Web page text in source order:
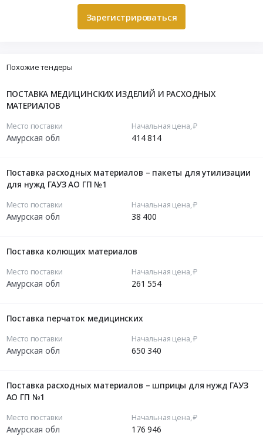
Зарегистрироваться
Похожие тендеры
ПОСТАВКА МЕДИЦИНСКИХ ИЗДЕЛИЙ И РАСХОДНЫХ
МАТЕРИАЛОВ
Место поставки
Амурская обл
Начальная цена, ₽
414 814
Поставка расходных материалов – пакеты для утилизации
для нужд ГАУЗ АО ГП №1
Место поставки
Амурская обл
Начальная цена, ₽
38 400
Поставка колющих материалов
Место поставки
Амурская обл
Начальная цена, ₽
261 554
Поставка перчаток медицинских
Место поставки
Амурская обл
Начальная цена, ₽
650 340
Поставка расходных материалов – шприцы для нужд ГАУЗ
АО ГП №1
Место поставки
Амурская обл
Начальная цена, ₽
176 946